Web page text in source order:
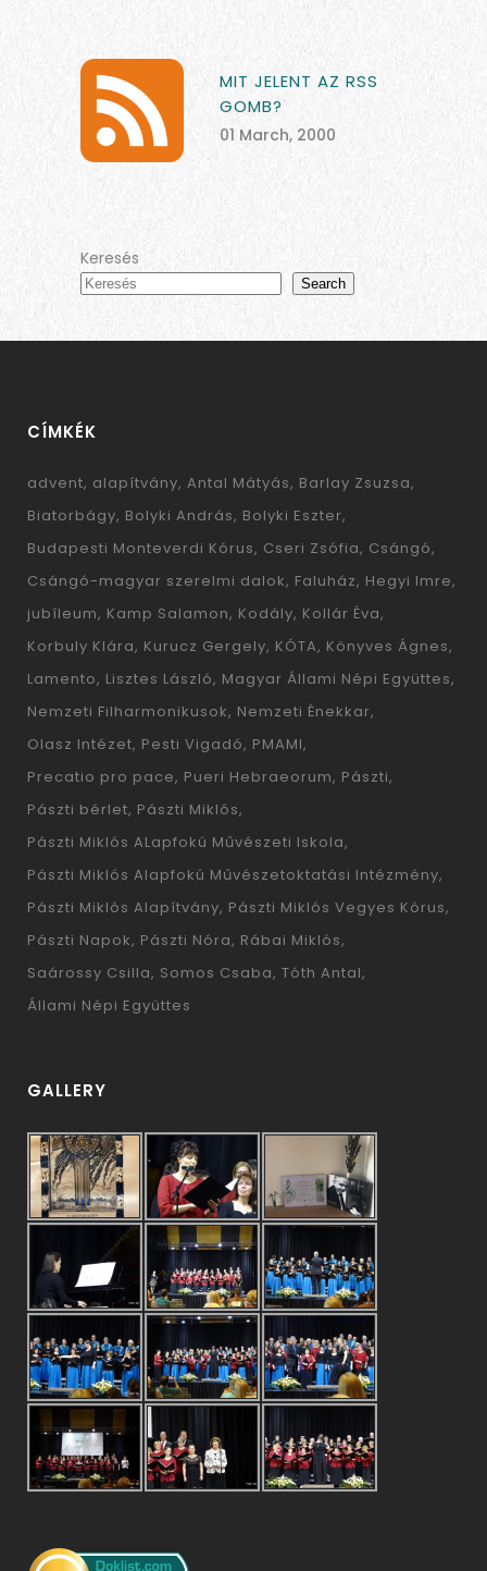
MIT JELENT AZ RSS
GOMB?
01 March, 2000
Keresés
Search
CÍMKÉK
advent alapítvány Antal Mátyás Barlay Zsuzsa
Biatorbágy Bolyki András Bolyki Eszter
Budapesti Monteverdi Kórus Cseri Zsófia Csángó
Csángó-magyar szerelmi dalok Faluház Hegyi Imre
jubíleum Kamp Salamon Kodály Kollár Éva
Korbuly Klára Kurucz Gergely KÓTA Könyves Ágnes
Lamento Lisztes László Magyar Állami Népi Együttes
Nemzeti Filharmonikusok Nemzeti Énekkar
Olasz Intézet Pesti Vigadó PMAMI
Precatio pro pace Pueri Hebraeorum Pászti
Pászti bérlet Pászti Miklós
Pászti Miklós ALapfokú Művészeti Iskola
Pászti Miklós Alapfokú Művészetoktatási Intézmény
Pászti Miklós Alapítvány Pászti Miklós Vegyes Kórus
Pászti Napok Pászti Nóra Rábai Miklós
Saárossy Csilla Somos Csaba Tóth Antal
Állami Népi Együttes
GALLERY